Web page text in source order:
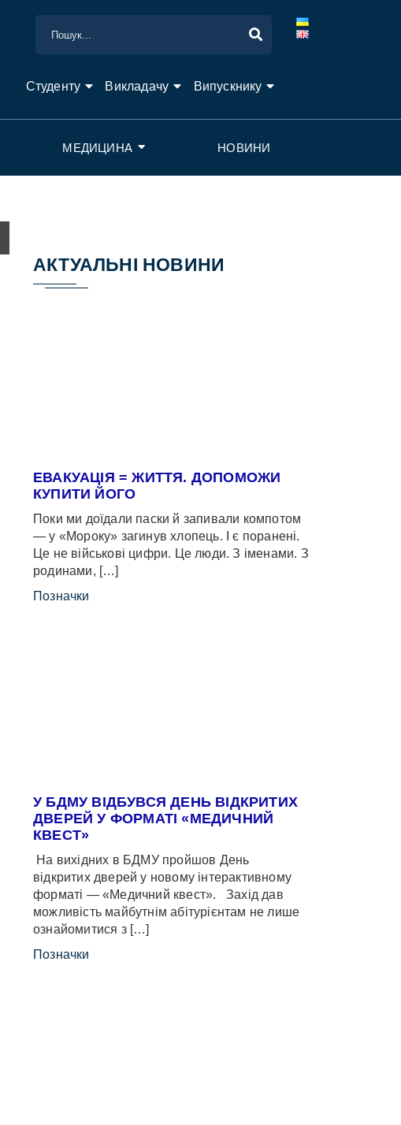
Студенту Викладачу Випускнику
МЕДИЦИНА НОВИНИ
АКТУАЛЬНІ НОВИНИ
ЕВАКУАЦІЯ = ЖИТТЯ. ДОПОМОЖИ
КУПИТИ ЙОГО
Поки ми доїдали паски й запивали компотом
— у «Мороку» загинув хлопець. І є поранені.
Це не військові цифри. Це люди. З іменами. З
родинами, […]
Позначки
У БДМУ ВІДБУВСЯ ДЕНЬ ВІДКРИТИХ
ДВЕРЕЙ У ФОРМАТІ «МЕДИЧНИЙ
КВЕСТ»
На вихідних в БДМУ пройшов День
відкритих дверей у новому інтерактивному
форматі — «Медичний квест». Захід дав
можливість майбутнім абітурієнтам не лише
ознайомитися з […]
Позначки